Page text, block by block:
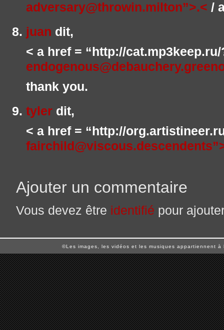
adversary@throwin.milton”>.< /
juan dit,
< a href = “http://
thank you.
tyler dit,
< a href = “http://
Ajouter un commentaire
Vous devez être identifié pour
©Les images, les vidéos et les musiques appartiennent